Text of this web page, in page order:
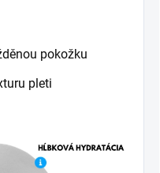
pokožku
pleti